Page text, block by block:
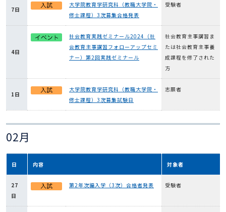
7日
大学院教育学研究科（教職大学院・
修士課程）3次募集合格発表
受験者
4日
社会教育実践ゼミナール2024（社
会教育主事講習フォローアップセミ
ナー）第2回実践ゼミナール
社会教育主事講習ま
たは社会教育主事養
成課程を修了された
方
1日
大学院教育学研究科（教職大学院・
修士課程）3次募集試験日
志願者
02月
日 内容 対象者
27
日
第2年次編入学（3次）合格者発表 受験者